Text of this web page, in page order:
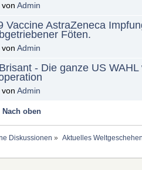
Admin
Vaccine AstraZeneca
Föten.
Admin
- Die ganze US WAHL
Admin
Nach oben
Diskussionen » Aktuelles